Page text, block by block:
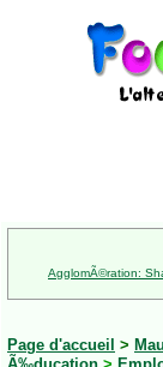
AgglomÃ©ration:
Page d'accueil >